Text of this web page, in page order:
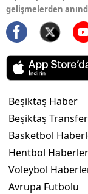
gelişmelerden
Beşiktaş Haber
Beşiktaş
Basketbol
Hentbol
Voleybol
Avrupa Futbolu